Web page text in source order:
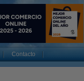
Contacto